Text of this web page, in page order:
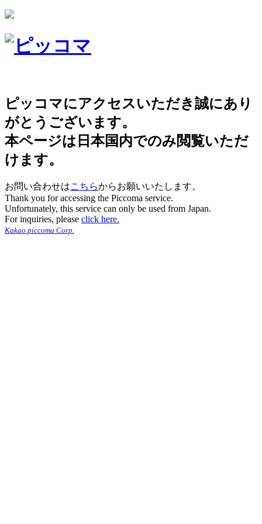
ピッコマにアクセスいただき誠にあり
がとうございます。
本ページは日本国内でのみ閲覧いただ
けます。
お問い合わせはこちらからお願いいたします。
Thank you for accessing the Piccoma service.
Unfortunately, this service can only be used from Japan.
For inquiries, please click here.
Kakao piccoma Corp.